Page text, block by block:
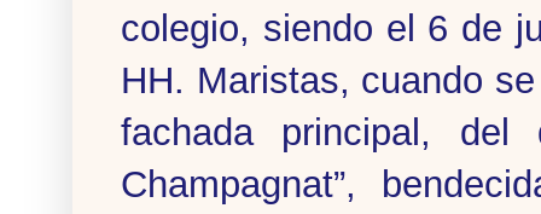
colegio, siendo el 6 de
HH. Maristas, cuando
fachada principal, del
Champagnat”,